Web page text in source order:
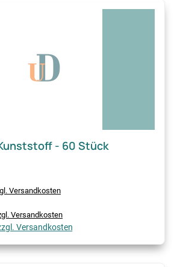
- 60 Stück
Versandkosten
Versandkosten
Versandkosten